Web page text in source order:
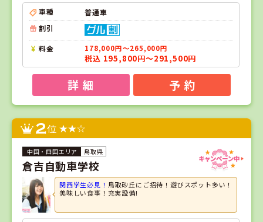
車種
普通車
割引
料金 178,000円～265,000円
税込 195,800円～291,500円
詳 細 予 約
2位
鳥取県
倉吉自動車学校
関西学生必見！ 鳥取砂丘にご招待！遊びスポット多い！
美味しい食事！充実設備!